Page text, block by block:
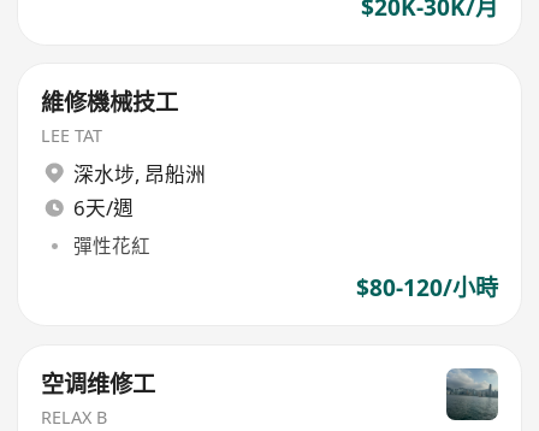
$20K-30K/月
維修機械技工
LEE TAT
深水埗, 昂船洲
6天/週
彈性花紅
$80-120/小時
空调维修工
RELAX B